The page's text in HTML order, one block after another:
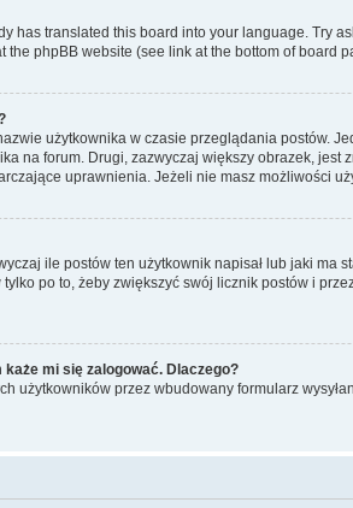
has translated this board into your language. Try
phpBB website (see link at the bottom of board
użytkownika w czasie przeglądania postów.
na forum. Drugi, zazwyczaj większy obrazek,
uprawnienia. Jeżeli nie masz możliwości
ile postów ten użytkownik napisał lub jaki
po to, żeby zwiększyć swój licznik postów i
mi się zalogować. Dlaczego?
użytkowników przez wbudowany formularz